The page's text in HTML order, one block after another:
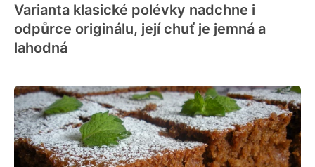
Varianta klasické polévky nadchne i
odpůrce originálu, její chuť je jemná a
lahodná